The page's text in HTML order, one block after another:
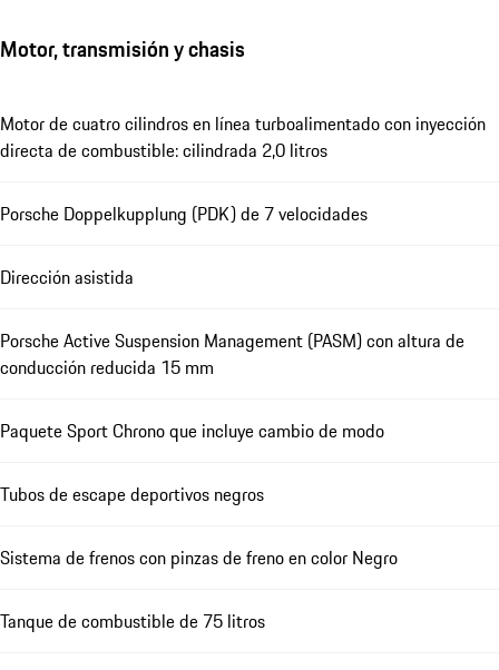
Motor, transmisión y chasis
Motor de cuatro cilindros en línea turboalimentado con inyección
directa de combustible: cilindrada 2,0 litros
Porsche Doppelkupplung (PDK) de 7 velocidades
Dirección asistida
Porsche Active Suspension Management (PASM) con altura de
conducción reducida 15 mm
Paquete Sport Chrono que incluye cambio de modo
Tubos de escape deportivos negros
Sistema de frenos con pinzas de freno en color Negro
Tanque de combustible de 75 litros